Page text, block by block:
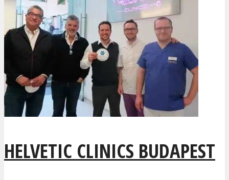
HELVETIC CLINICS BUDAPEST